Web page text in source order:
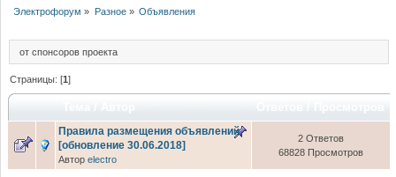
Электрофорум » Разное» Объявления
от спонсоров проекта
Страницы: [1]
Правила размещения объявлений
[обновление 30.06.2018]
Автор electro
2 Ответов
68828 Просмотров